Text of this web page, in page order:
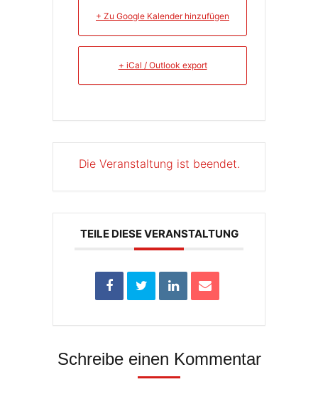
+ Zu Google Kalender hinzufügen
+ iCal / Outlook export
Die Veranstaltung ist beendet.
TEILE DIESE VERANSTALTUNG
Schreibe einen Kommentar